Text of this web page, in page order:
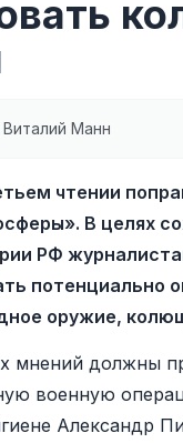
Виталий Манн
чтении
В целях
РФ
потенциально
оружие,
мнений должны
военную
Александр